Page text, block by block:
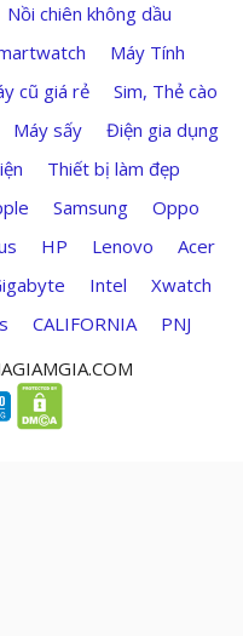
Nồi chiên không dầu
Máy Tính
cũ giá rẻ
Sim, Thẻ cào
Máy sấy
Điện gia dụng
Thiết bị làm đẹp
Samsung
Oppo
HP Lenovo
Acer
Intel
Xwatch
CALIFORNIA
PNJ